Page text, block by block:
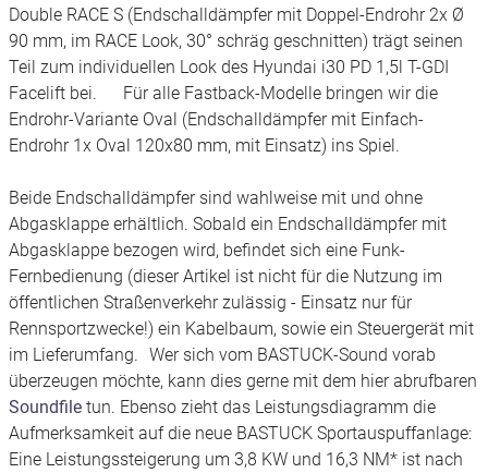
Double RACE S (Endschalldämpfer mit Doppel-Endrohr 2x Ø
90 mm, im RACE Look, 30° schräg geschnitten) trägt seinen
Teil zum individuellen Look des Hyundai i30 PD 1,5l T-GDI
Facelift bei. Für alle Fastback-Modelle bringen wir die
Endrohr-Variante Oval (Endschalldämpfer mit Einfach-
Endrohr 1x Oval 120x80 mm, mit Einsatz) ins Spiel.
Beide Endschalldämpfer sind wahlweise mit und ohne
Abgasklappe erhältlich. Sobald ein Endschalldämpfer mit
Abgasklappe bezogen wird, befindet sich eine Funk-
Fernbedienung (dieser Artikel ist nicht für die Nutzung im
öffentlichen Straßenverkehr zulässig - Einsatz nur für
Rennsportzwecke!) ein Kabelbaum, sowie ein Steuergerät mit
im Lieferumfang. Wer sich vom BASTUCK-Sound vorab
überzeugen möchte, kann dies gerne mit dem hier abrufbaren
Soundfile tun. Ebenso zieht das Leistungsdiagramm die
Aufmerksamkeit auf die neue BASTUCK Sportauspuffanlage:
Eine Leistungssteigerung um 3,8 KW und 16,3 NM* ist nach